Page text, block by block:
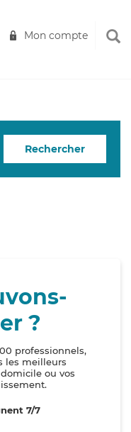
Mon compte
Rechercher
?
professionnels,
les meilleurs
ou vos
7/7